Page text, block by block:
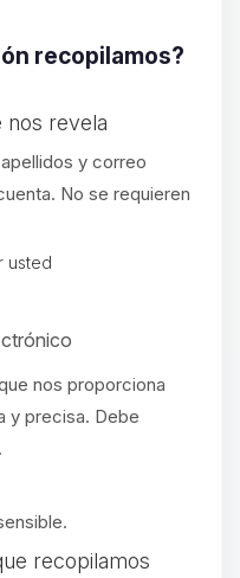
recopilamos?
nos revela
y correo
No se requieren
usted
nos proporciona
y precisa. Debe
recopilamos
con quien